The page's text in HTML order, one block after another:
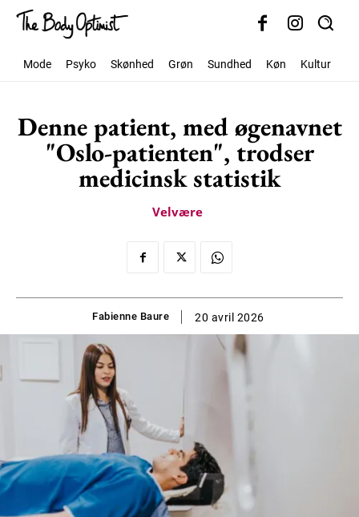
Mode Psyko Skønhed Grøn Sundhed Køn Kultur
Denne patient, med øgenavnet
"Oslo-patienten", trodser
medicinsk statistik
Velvære
Fabienne Baure 20 avril 2026